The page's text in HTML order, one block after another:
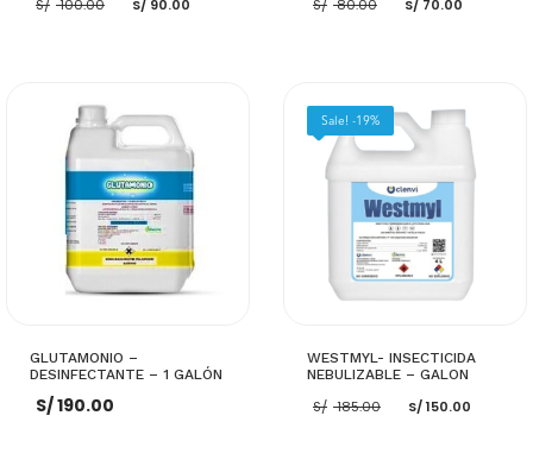
S/ 100.00
precio
S/ 90.00
AÑADIR AL CARRITO
S/ 80.00
precio
S/70.00
AÑADIR AL CARRITO
GLUTAMONIO –
DESINFECTANTE – 1 GALÓN
S/190.00
Sale! -19%
WESTMYL- INSECTICIDA
NEBULIZABLE – GALON
S/ 185.00 El
precio
S/150.00